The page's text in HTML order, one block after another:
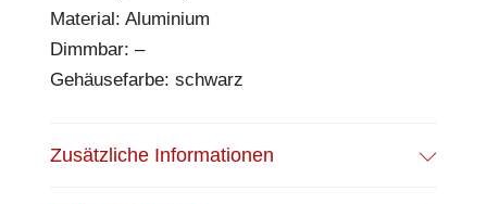
Material: Aluminium
Dimmbar: –
Gehäusefarbe: schwarz
Zusätzliche Informationen